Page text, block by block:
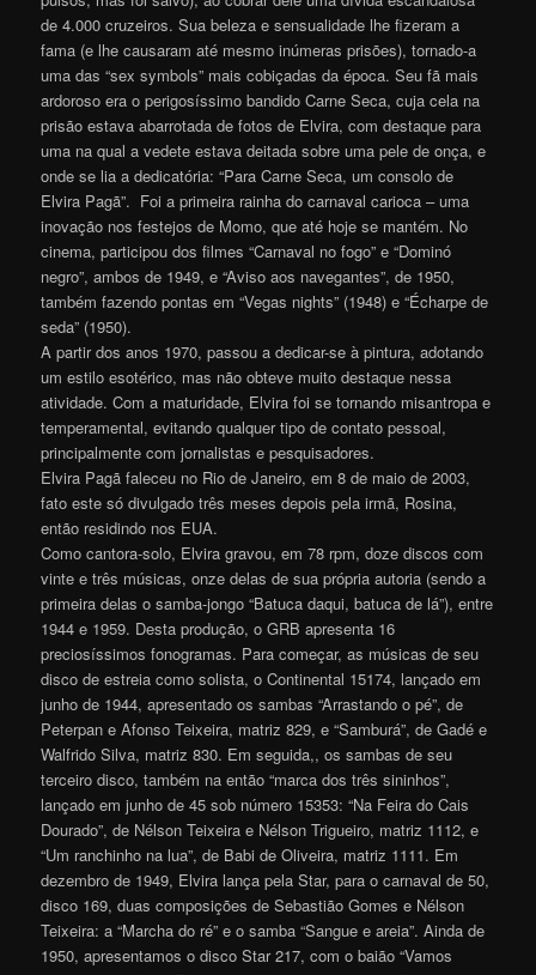
de 4.000 cruzeiros. Sua beleza e sensualidade lhe fizeram a
fama (e lhe causaram até mesmo inúmeras prisões), tornado-a
uma das “sex symbols” mais cobiçadas da época. Seu fã mais
ardoroso era o perigosíssimo bandido Carne Seca, cuja cela na
prisão estava abarrotada de fotos de Elvira, com destaque para
uma na qual a vedete estava deitada sobre uma pele de onça, e
onde se lia a dedicatória: “Para Carne Seca, um consolo de
Elvira Pagã”. Foi a primeira rainha do carnaval carioca – uma
inovação nos festejos de Momo, que até hoje se mantém. No
cinema, participou dos filmes “Carnaval no fogo” e “Dominó
negro”, ambos de 1949, e “Aviso aos navegantes”, de 1950,
também fazendo pontas em “Vegas nights” (1948) e “Écharpe de
seda” (1950).
A partir dos anos 1970, passou a dedicar-se à pintura, adotando
um estilo esotérico, mas não obteve muito destaque nessa
atividade. Com a maturidade, Elvira foi se tornando misantropa e
temperamental, evitando qualquer tipo de contato pessoal,
principalmente com jornalistas e pesquisadores.
Elvira Pagã faleceu no Rio de Janeiro, em 8 de maio de 2003,
fato este só divulgado três meses depois pela irmã, Rosina,
então residindo nos EUA.
Como cantora-solo, Elvira gravou, em 78 rpm, doze discos com
vinte e três músicas, onze delas de sua própria autoria (sendo a
primeira delas o samba-jongo “Batuca daqui, batuca de lá”), entre
1944 e 1959. Desta produção, o GRB apresenta 16
preciosíssimos fonogramas. Para começar, as músicas de seu
disco de estreia como solista, o Continental 15174, lançado em
junho de 1944, apresentado os sambas “Arrastando o pé”, de
Peterpan e Afonso Teixeira, matriz 829, e “Samburá”, de Gadé e
Walfrido Silva, matriz 830. Em seguida,, os sambas de seu
terceiro disco, também na então “marca dos três sininhos”,
lançado em junho de 45 sob número 15353: “Na Feira do Cais
Dourado”, de Nélson Teixeira e Nélson Trigueiro, matriz 1112, e
“Um ranchinho na lua”, de Babi de Oliveira, matriz 1111. Em
dezembro de 1949, Elvira lança pela Star, para o carnaval de 50,
disco 169, duas composições de Sebastião Gomes e Nélson
Teixeira: a “Marcha do ré” e o samba “Sangue e areia”. Ainda de
1950, apresentamos o disco Star 217, com o baião “Vamos